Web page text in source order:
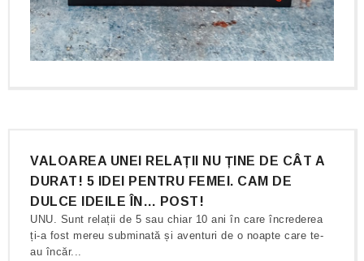
VALOAREA UNEI RELAȚII NU ȚINE DE CÂT A
DURAT! 5 IDEI PENTRU FEMEI. CAM DE
DULCE IDEILE ÎN… POST!
UNU. Sunt relații de 5 sau chiar 10 ani în care încrederea
ți-a fost mereu subminată și aventuri de o noapte care te-
au încăr...